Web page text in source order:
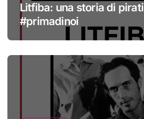
Litfiba: una storia di pirati
#primadinoi